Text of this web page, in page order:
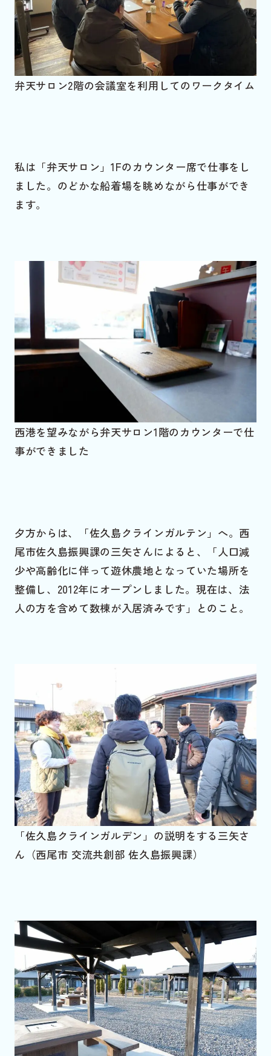
弁天サロン2階の会議室を利用してのワークタイム
私は「弁天サロン」1Fのカウンター席で仕事をし
ました。のどかな船着場を眺めながら仕事ができ
ます。
西港を望みながら弁天サロン1階のカウンターで仕
事ができました
夕方からは、「佐久島クラインガルテン」へ。西
尾市佐久島振興課の三矢さんによると、「人口減
少や高齢化に伴って遊休農地となっていた場所を
整備し、2012年にオープンしました。現在は、法
人の方を含めて数棟が入居済みです」とのこと。
「佐久島クラインガルデン」の説明をする三矢さ
ん（西尾市 交流共創部 佐久島振興課）